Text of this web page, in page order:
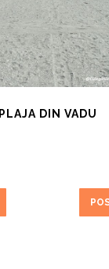
PLAJA DIN VADU